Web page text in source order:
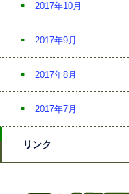
2017年10月
2017年9月
2017年8月
2017年7月
リンク